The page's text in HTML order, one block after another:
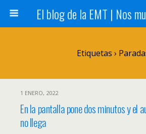
Etiquetas ›
1 ENERO, 2022
En la pantalla pone dos minutos y el
no llega